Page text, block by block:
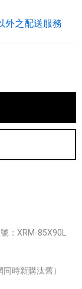
外之配送服務
：XRM-85X90L
同時新購汰舊）